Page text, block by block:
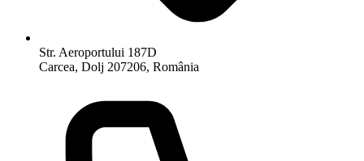
Str. Aeroportului 187D
Carcea, Dolj 207206, România